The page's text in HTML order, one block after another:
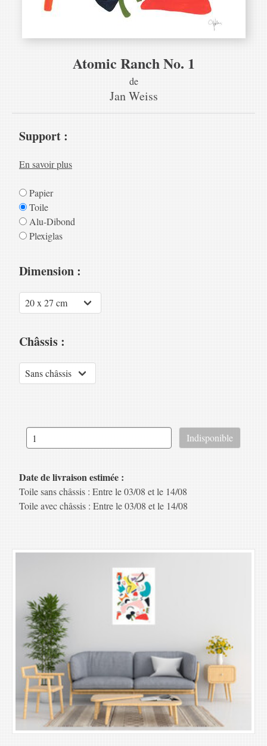
Atomic Ranch No. 1
de
Jan Weiss
Support :
En savoir plus
Papier
Toile
Alu-Dibond
Plexiglas
Dimension :
Châssis :
Date de livraison estimée :
Toile sans châssis : Entre le 03/08 et le 14/08
Toile avec châssis : Entre le 03/08 et le 14/08